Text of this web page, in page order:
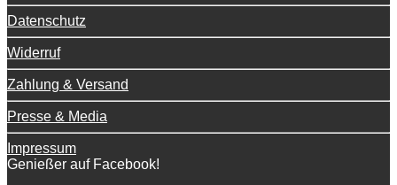
Datenschutz
Widerruf
Zahlung & Versand
Presse & Media
Impressum
Genießer auf Facebook!